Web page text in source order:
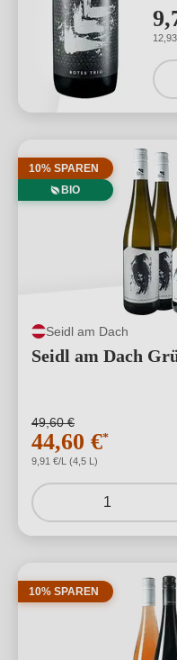
10% SPAREN
BIO
Seidl am Dach
Seidl am Dach
49,60 €
44,60 €*
9,91 €/L (4,5 L)
1
10% SPAREN